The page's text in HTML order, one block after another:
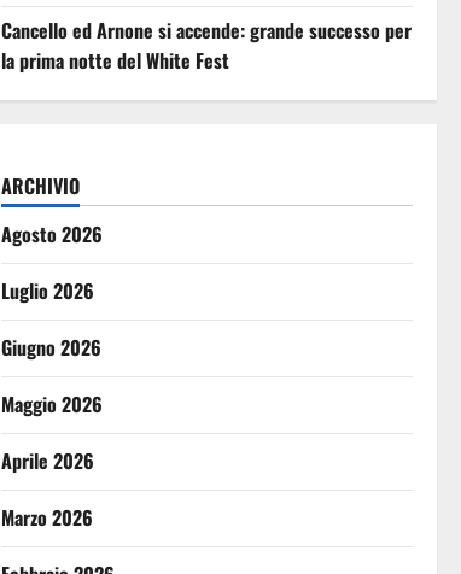
Cancello ed Arnone si accende: grande successo per
la prima notte del White Fest
ARCHIVIO
Agosto 2026
Luglio 2026
Giugno 2026
Maggio 2026
Aprile 2026
Marzo 2026